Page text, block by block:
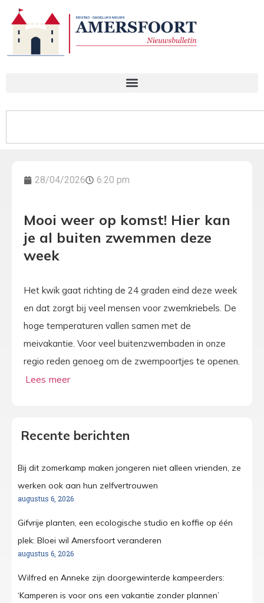
28/04/2026 6:20 pm
Mooi weer op komst! Hier kan
je al buiten zwemmen deze
week
Het kwik gaat richting de 24 graden eind deze week
en dat zorgt bij veel mensen voor zwemkriebels. De
hoge temperaturen vallen samen met de
meivakantie. Voor veel buitenzwembaden in onze
regio reden genoeg om de zwempoortjes te openen.
Recente berichten
Bij dit zomerkamp maken jongeren niet alleen vrienden, ze
werken ook aan hun zelfvertrouwen
augustus 6, 2026
Gifvrije planten, een ecologische studio en koffie op één
plek: Bloei wil Amersfoort veranderen
augustus 6, 2026
Wilfred en Anneke zijn doorgewinterde kampeerders:
‘Kamperen is voor ons een vakantie zonder plannen’